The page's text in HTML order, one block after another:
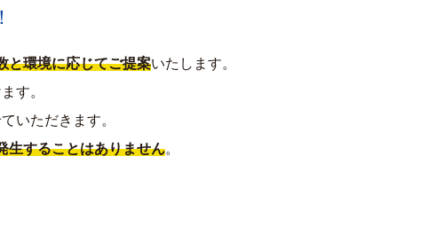
と環境に応じてご提案いたします。
す。
いただきます。
生することはありません。